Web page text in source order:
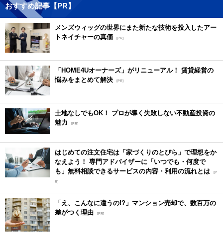
おすすめ記事【PR】
メンズウィッグの世界にまた新たな技術を投入したアー
トネイチャーの真価 [PR]
「HOME4Uオーナーズ」がリニューアル！ 賃貸経営の
悩みをまとめて解決 [PR]
土地なしでもOK！ プロが導く失敗しない不動産投資の
魅力
[PR]
はじめての注文住宅は「家づくりのとびら」で理想をか
なえよう！ 専門アドバイザーに「いつでも・何度で
も」無料相談できるサービスの内容・利用の流れとは [P
R]
「え、こんなに違うの!?」マンション売却で、数百万の
差がつく理由 [PR]